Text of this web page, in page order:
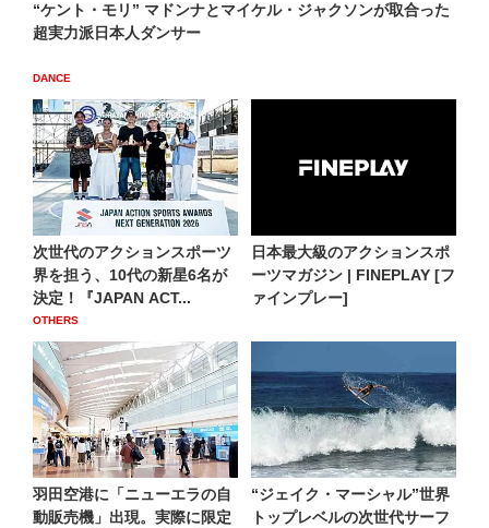
“ケント・モリ” マドンナとマイケル・ジャクソンが取合った
超実力派日本人ダンサー
DANCE
次世代のアクションスポーツ
界を担う、10代の新星6名が
決定！『JAPAN ACT...
OTHERS
日本最大級のアクションスポ
ーツマガジン | FINEPLAY [フ
ァインプレー]
羽田空港に「ニューエラの自
動販売機」出現。実際に限定
“ジェイク・マーシャル”世界
トップレベルの次世代サーフ